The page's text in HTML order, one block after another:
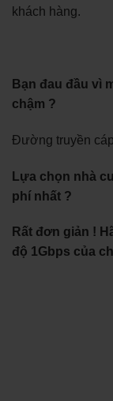
khách hàng.
Bạn đau đầu vì
chậm ?
Đường truyền
Lựa chọn nhà
phí nhất ?
Rất đơn giản !
độ 1Gbps của